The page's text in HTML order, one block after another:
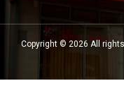
Copyright © 2026 All